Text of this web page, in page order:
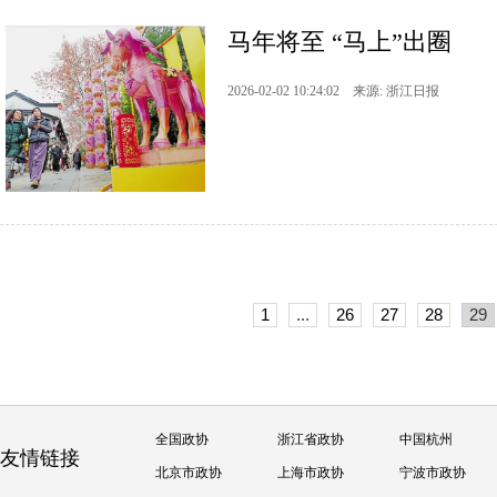
马年将至 “马上”出圈
2026-02-02 10:24:02 来源: 浙江日报
1 ... 26 27 28 29
友情链接
全国政协 浙江省政协 中国杭州
北京市政协 上海市政协 宁波市政协